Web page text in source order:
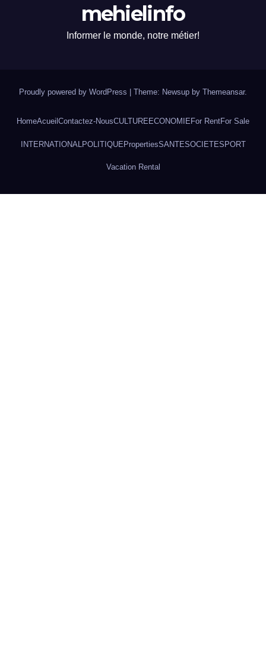
mehielinfo
Informer le monde, notre métier!
Proudly powered by WordPress Theme: Newsup by Themeansar.
HomeAcueil Contactez-NousCULTURE ECONOMIE For RentFor Sale
INTERNATIONAL POLITIQUEPropertiesSANTESOCIETESPORT
Vacation Rental